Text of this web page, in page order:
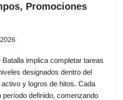
Promociones
implica completar tareas
designados dentro del
y logros de hitos. Cada
período definido, comenzando